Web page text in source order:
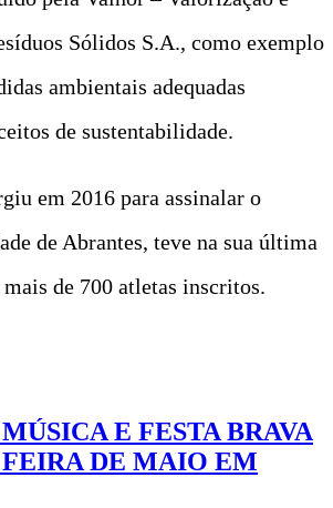
Sólidos S.A., como exemplo
ambientais adequadas
de sustentabilidade.
em 2016 para assinalar o
de Abrantes, teve na sua última
de 700 atletas inscritos.
E FESTA BRAVA
DE MAIO EM